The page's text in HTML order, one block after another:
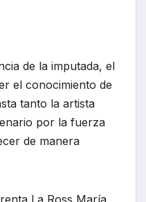
de la imputada, el
el conocimiento de
tanto la artista
por la fuerza
de manera